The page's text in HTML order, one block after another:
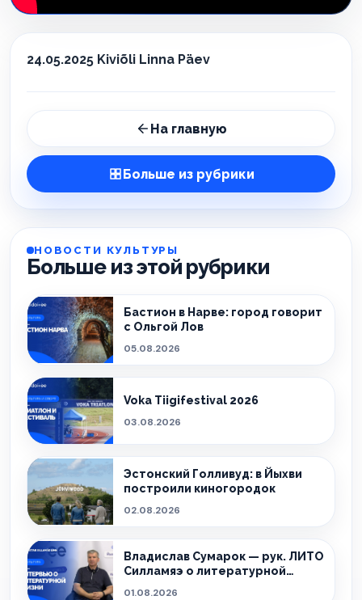
24.05.2025 Kiviõli Linna Päev
На главную
Больше из рубрики
НОВОСТИ КУЛЬТУРЫ
Больше из этой рубрики
Бастион в Нарве: город говорит
с Ольгой Лов
05.08.2026
Voka Tiigifestival 2026
03.08.2026
Эстонский Голливуд: в Йыхви
построили киногородок
02.08.2026
Владислав Сумарок — рук. ЛИТО
Силламяэ о литературной
01.08.2026